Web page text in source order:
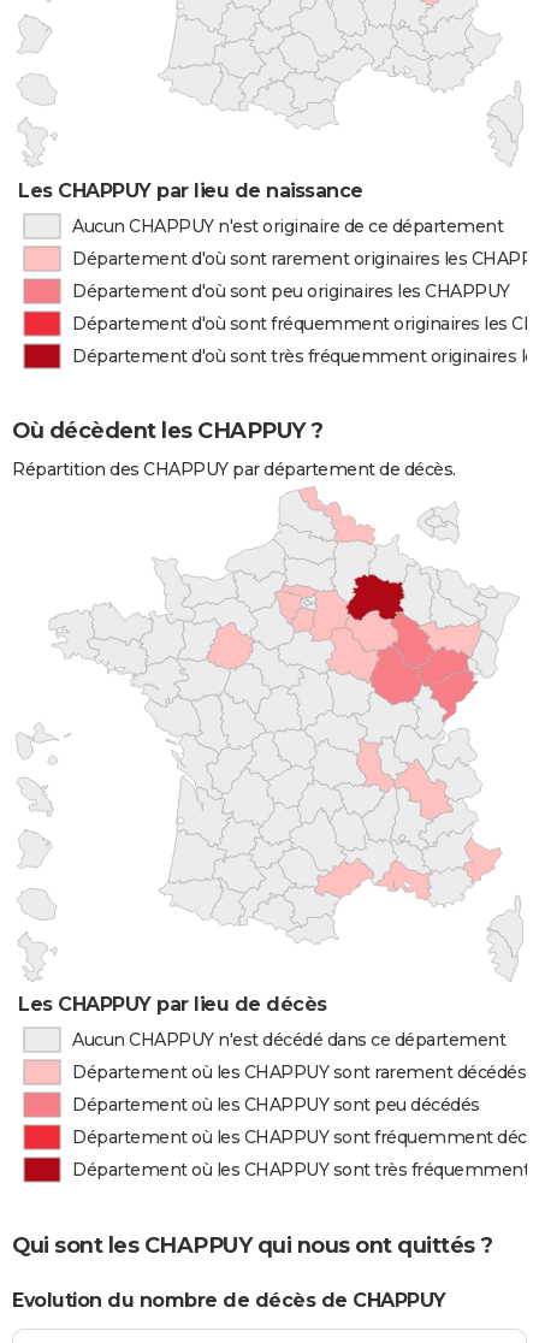
Les CHAPPUY par lieu de naissance
Aucun CHAPPUY n'est originaire de ce département
Département d'où sont rarement originaires les
Département d'où sont peu originaires les CHAPPUY
Département d'où sont fréquemment originaires les
Département d'où sont très fréquemment originaires
Où décèdent les CHAPPUY ?
Répartition des CHAPPUY par département de décès.
Les CHAPPUY par lieu de décès
Aucun CHAPPUY n'est décédé dans ce département
Département où les CHAPPUY sont rarement décédés
Département où les CHAPPUY sont peu décédés
Département où les CHAPPUY sont fréquemment
Département où les CHAPPUY sont très fréquemment
Qui sont les CHAPPUY qui nous ont quittés ?
Evolution du nombre de décès de CHAPPUY